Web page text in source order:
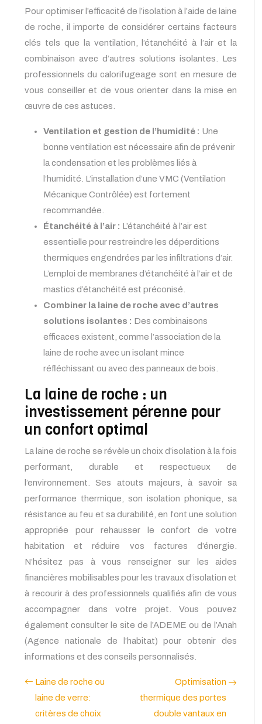
Pour optimiser l’efficacité de l’isolation à l’aide de laine
de roche, il importe de considérer certains facteurs
clés tels que la ventilation, l’étanchéité à l’air et la
combinaison avec d’autres solutions isolantes. Les
professionnels du calorifugeage sont en mesure de
vous conseiller et de vous orienter dans la mise en
œuvre de ces astuces.
Ventilation et gestion de l’humidité : Une
bonne ventilation est nécessaire afin de prévenir
la condensation et les problèmes liés à
l’humidité. L’installation d’une VMC (Ventilation
Mécanique Contrôlée) est fortement
recommandée.
Étanchéité à l’air : L’étanchéité à l’air est
essentielle pour restreindre les déperditions
thermiques engendrées par les infiltrations d’air.
L’emploi de membranes d’étanchéité à l’air et de
mastics d’étanchéité est préconisé.
Combiner la laine de roche avec d’autres
solutions isolantes : Des combinaisons
efficaces existent, comme l’association de la
laine de roche avec un isolant mince
réfléchissant ou avec des panneaux de bois.
La laine de roche : un
investissement pérenne pour
un confort optimal
La laine de roche se révèle un choix d’isolation à la fois
performant, durable et respectueux de
l’environnement. Ses atouts majeurs, à savoir sa
performance thermique, son isolation phonique, sa
résistance au feu et sa durabilité, en font une solution
appropriée pour rehausser le confort de votre
habitation et réduire vos factures d’énergie.
N’hésitez pas à vous renseigner sur les aides
financières mobilisables pour les travaux d’isolation et
à recourir à des professionnels qualifiés afin de vous
accompagner dans votre projet. Vous pouvez
également consulter le site de l’ADEME ou de l’Anah
(Agence nationale de l’habitat) pour obtenir des
informations et des conseils personnalisés.
Laine de roche ou
laine de verre:
critères de choix
Optimisation
thermique des portes
double vantaux en